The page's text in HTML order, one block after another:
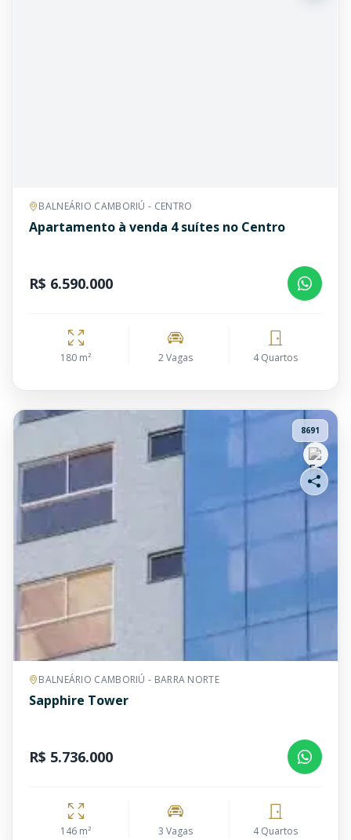
BALNEÁRIO CAMBORIÚ - CENTRO
Apartamento à venda 4 suítes no Centro
R$ 6.590.000
180 m² 2 Vagas 4 Quartos
8691
BALNEÁRIO CAMBORIÚ - BARRA NORTE
Sapphire Tower
R$ 5.736.000
146 m² 3 Vagas 4 Quartos